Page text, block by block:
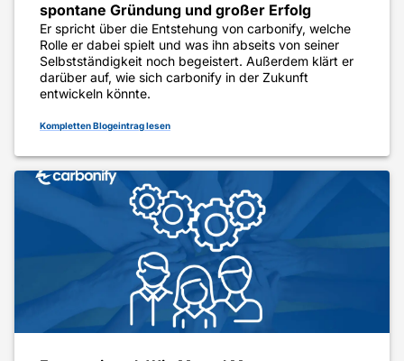
spontane Gründung und großer Erfolg
Er spricht über die Entstehung von carbonify, welche
Rolle er dabei spielt und was ihn abseits von seiner
Selbstständigkeit noch begeistert. Außerdem klärt er
darüber auf, wie sich carbonify in der Zukunft
entwickeln könnte.
Kompletten Blogeintrag lesen